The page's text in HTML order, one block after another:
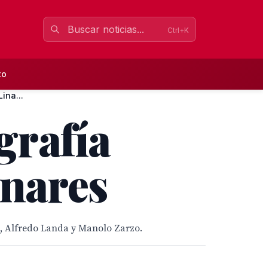
Ctrl+K
Alfredo Landa y Manolo Zarzo.